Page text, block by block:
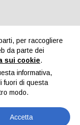
per raccogliere
da parte dei
sui cookie.
informativa,
fuori di questa
modo.
Accetta